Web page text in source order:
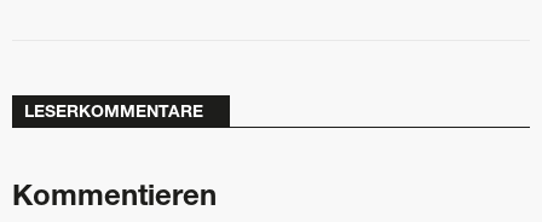
LESERKOMMENTARE
Kommentieren